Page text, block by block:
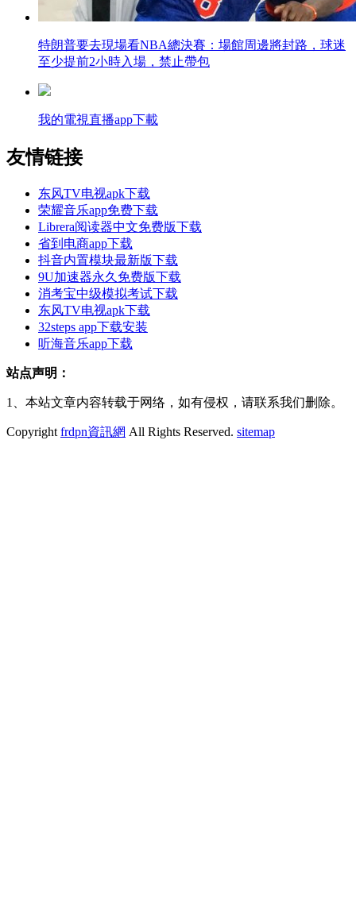
特朗普要去現場看NBA總決賽：場館周邊將封路，球迷
至少提前2小時入場，禁止帶包
我的電視直播app下載
友情链接
东风TV电视apk下载
荣耀音乐app免费下载
Librera阅读器中文免费版下载
省到电商app下载
抖音内置模块最新版下载
9U加速器永久免费版下载
消考宝中级模拟考试下载
东风TV电视apk下载
32steps app下载安装
听海音乐app下载
站点声明：
1、本站文章内容转载于网络，如有侵权，请联系我们删除。
Copyright frdpn資訊網 All Rights Reserved. sitemap